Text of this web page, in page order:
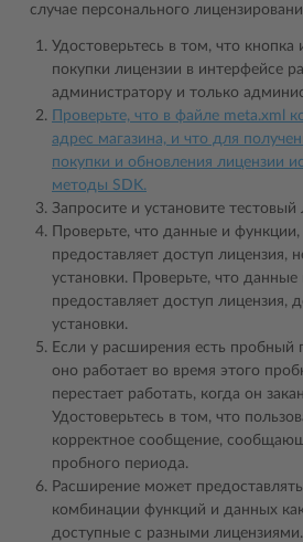
случае персонального
Удостоверьтесь в том, что кнопка
покупки лицензии в интерфейсе
администратору и только
Проверьте, что в файле meta.xml
адрес магазина, и что для
покупки и обновления лицензии
методы SDK.
Запросите и установите
Проверьте, что данные и
предоставляет доступ лицензия,
установки. Проверьте, что
предоставляет доступ лицензия,
установки.
Если у расширения есть пробный
оно работает во время этого
перестает работать, когда он
Удостоверьтесь в том, что
корректное сообщение,
пробного периода.
Расширение может
комбинации функций и данных
доступные с разными